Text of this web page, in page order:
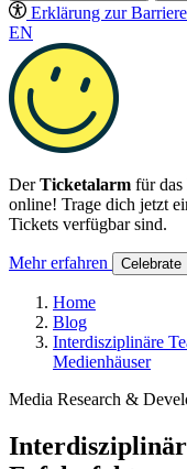
Erklärung zur
EN
DerTicketalarm für das
online! Trage dich jetzt
Tickets verfügbar sind.
Mehr erfahren Celebrate
Home
Blog
Interdisziplinäre
Medienhäuser
Media Research &